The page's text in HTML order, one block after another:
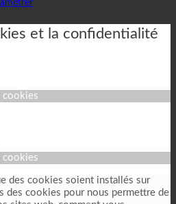
et la confidentialité
cookies
cookies
des cookies soient installés sur
des cookies pour nous permettre de